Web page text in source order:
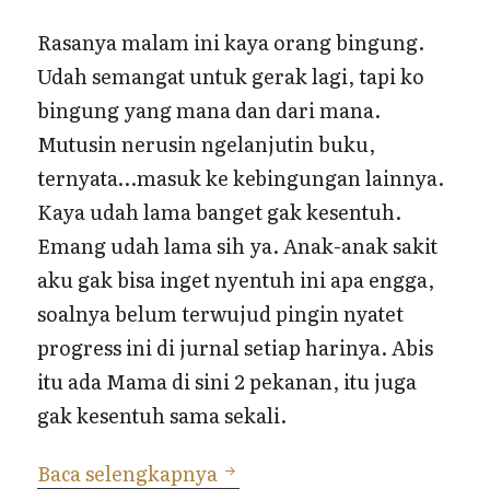
Rasanya malam ini kaya orang bingung.
Udah semangat untuk gerak lagi, tapi ko
bingung yang mana dan dari mana.
Mutusin nerusin ngelanjutin buku,
ternyata…masuk ke kebingungan lainnya.
Kaya udah lama banget gak kesentuh.
Emang udah lama sih ya. Anak-anak sakit
aku gak bisa inget nyentuh ini apa engga,
soalnya belum terwujud pingin nyatet
progress ini di jurnal setiap harinya. Abis
itu ada Mama di sini 2 pekanan, itu juga
gak kesentuh sama sekali.
Baca selengkapnya Progress